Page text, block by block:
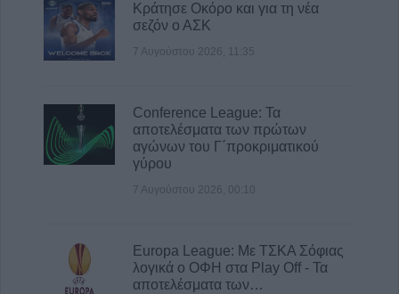
Κράτησε Οκόρο και για τη νέα
σεζόν ο ΑΣΚ
7 Αυγούστου 2026, 11:35
Conference League: Τα
αποτελέσματα των πρώτων
αγώνων του Γ΄προκριματικού
γύρου
7 Αυγούστου 2026, 00:10
Europa League: Με ΤΣΚΑ Σόφιας
λογικά ο ΟΦΗ στα Play Off - Τα
αποτελέσματα των…